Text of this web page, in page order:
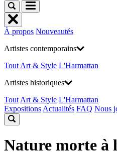
À propos Nouveautés
Artistes contemporains
Tout Art & Style L'Harmattan
Artistes historiques
Tout Art & Style L'Harmattan
Expositions Actualités FAQ Nous
Nature morte à